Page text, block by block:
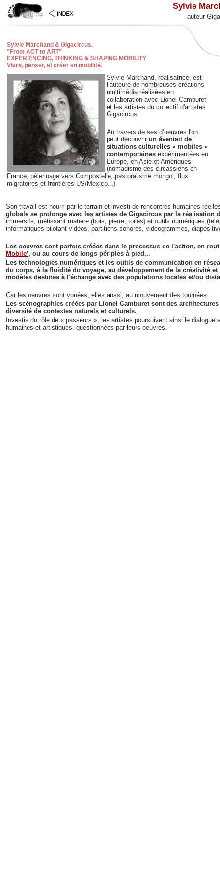
Sylvie
auteur
Sylvie Marchand & Gigacircus.
"From ACT to ART"
EXPERIENCING, THINKING & SHAPING MOBILITY
Vivre, penser, et créer en mobilité.
Sylvie Marchand, réalisatrice, est
l’auteure de nombreuses créations
multimédia réalisées en
collaboration avec Lionel Camburet
et les artistes du collectif d'artistes
Gigacircus.
Au travers de ses d’oeuvres l'on
peut découvrir un éventail de
situations culturelles « mobiles »
contemporaines expérimentées en
Europe, en Asie et Amériques
(nomadisme des circassiens en
France, pèlerinage vers Compostelle, pastoralisme mongol, flux
migratoires et frontières US/Mexico...)
Son travail est nourri par le terrain et investi de rencontres humaines
globale se prolonge avec les artistes de Gigacircus par la réalisation
immersifs, métissant matière (bois, pierre, toiles) et outils numériques
informatiques pilotant vidéos, partitions sonores, videogrammes,
Les oeuvres sont parfois créées dans le processus de l'action, en
Mobile’, ou au cours de longs périples à pied...
Les technologies numériques et les outils de communication en
du corps, à la fluidité du voyage, au développement de la créativité et
modèles destinés à l'échange avec des populations locales et/ou
Car les oeuvres sont vouées, elles aussi, au mouvement des tournées...
Les scénographies créées par Lionel Camburet sont des
diversité de contextes naturels et culturels.
Investis du rôle de « passeurs », les artistes poursuivent ainsi le dialogue
humaines et artistiques, questionnées par leurs oeuvres.